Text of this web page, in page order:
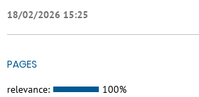
18/02/2026 15:25
PAGES
relevance: 100%